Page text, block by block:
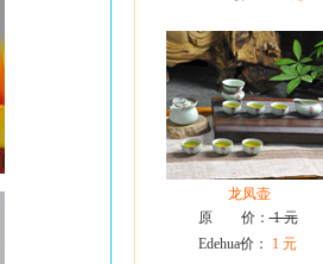
龙凤壶
原 价：1 元
Edehua价：
1 元